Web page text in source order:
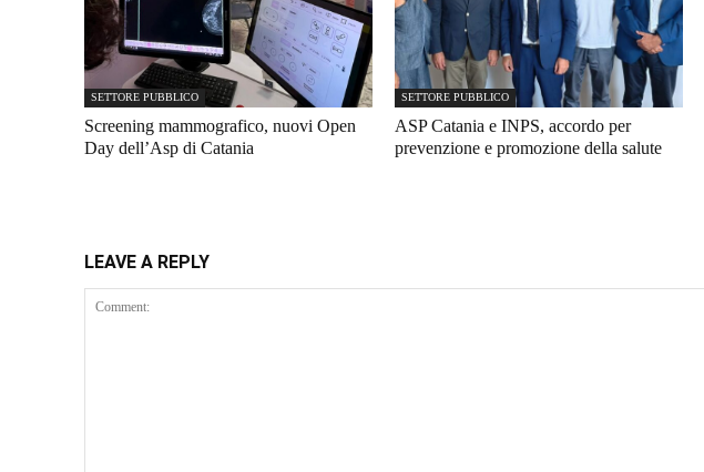
SETTORE PUBBLICO
Screening mammografico, nuovi Open
Day dell’Asp di Catania
SETTORE PUBBLICO
ASP Catania e INPS, accordo per
prevenzione e promozione della salute
LEAVE A REPLY